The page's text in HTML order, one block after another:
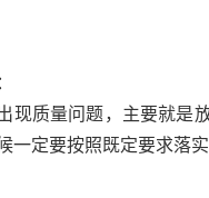
质量问题，主要就是
一定要按照既定要求落